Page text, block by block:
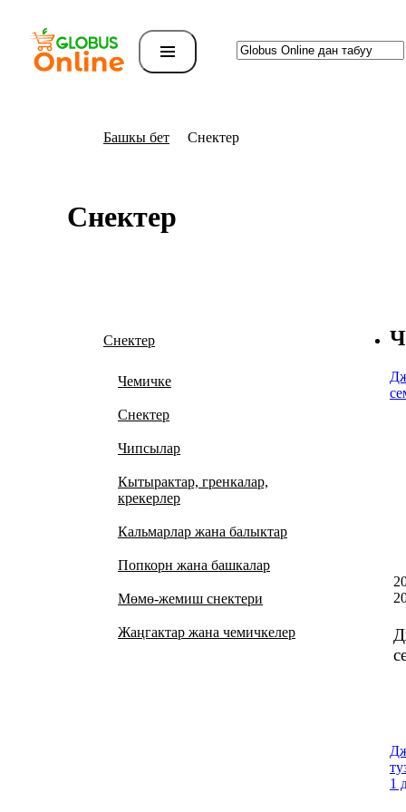
Башкы бет Снектер
Снектер
Снектер
Чемичке
Снектер
Чипсылар
Кытырактар, гренкалар,
крекерлер
Кальмарлар жана балыктар
Попкорн жана башкалар
Мөмө-жемиш снектери
Жаңгактар жана чемичкелер
1